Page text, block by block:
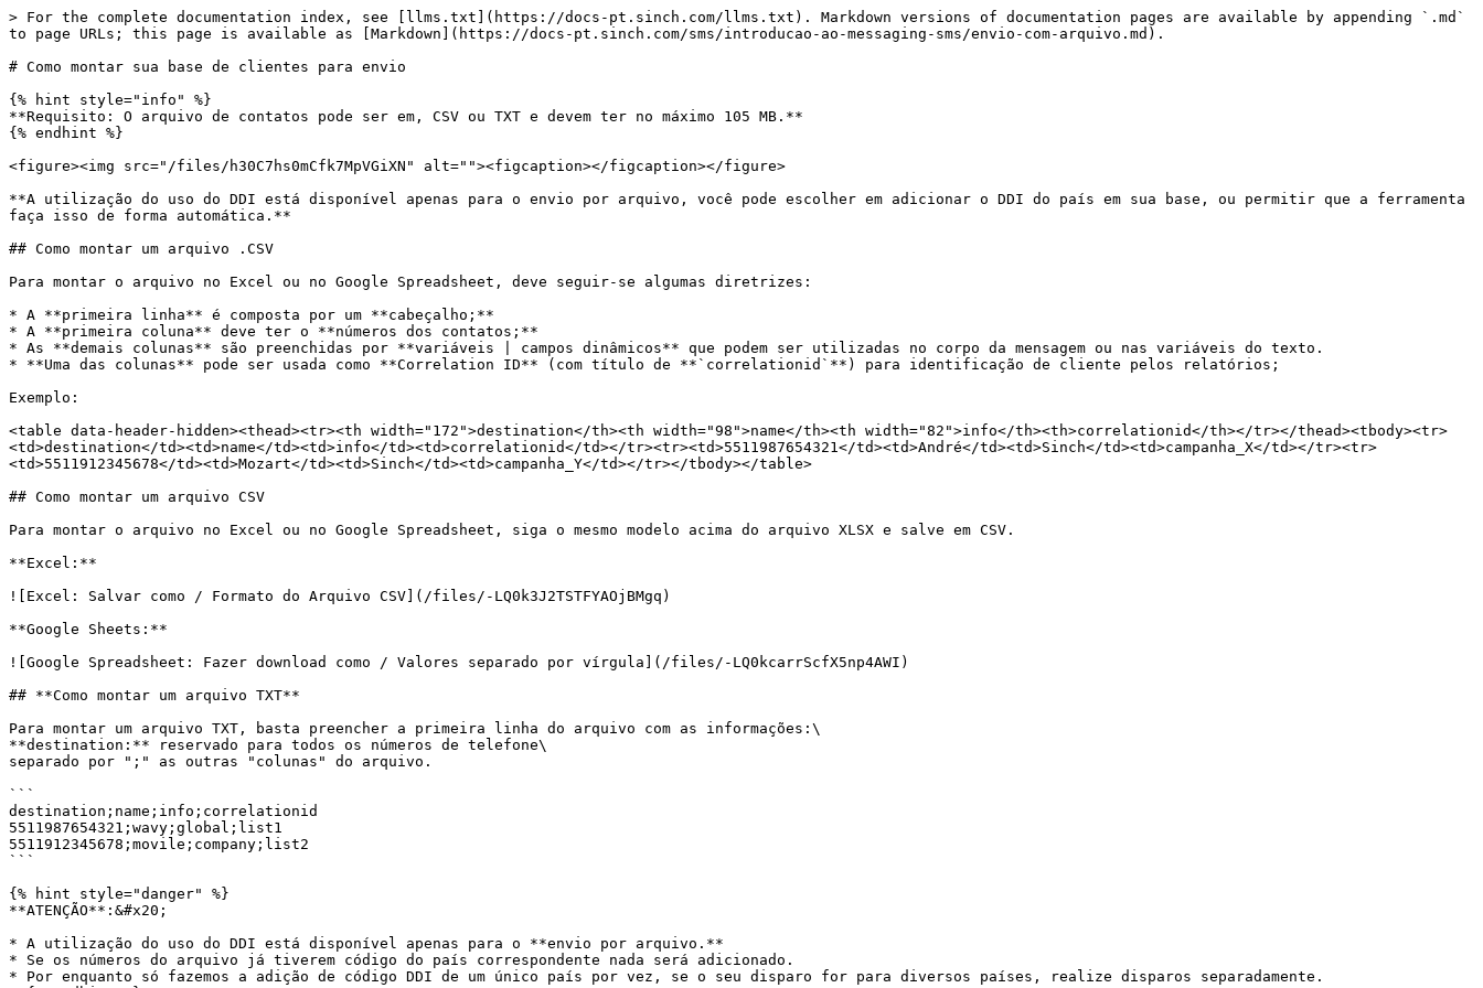
> For the complete documentation index, see [llms.txt](https://docs-pt.sinch.com/llms.txt). Markdown versions of documentation pages are available by appending `.md`
to page URLs; this page is available as [Markdown](https://docs-pt.sinch.com/sms/introducao-ao-messaging-sms/envio-com-arquivo.md).
# Como montar sua base de clientes para envio
{% hint style="info" %}
**Requisito: O arquivo de contatos pode ser em, CSV ou TXT e devem ter no máximo 105 MB.**
{% endhint %}
<figure><img src="/files/h30C7hs0mCfk7MpVGiXN" alt=""><figcaption></figcaption></figure>
**A utilização do uso do DDI está disponível apenas para o envio por arquivo, você pode escolher em adicionar o DDI do país em sua base, ou permitir que a ferramenta
faça isso de forma automática.**
## Como montar um arquivo .CSV
Para montar o arquivo no Excel ou no Google Spreadsheet, deve seguir-se algumas diretrizes:
* A **primeira linha** é composta por um **cabeçalho;**
* A **primeira coluna** deve ter o **números dos contatos;**
* As **demais colunas** são preenchidas por **variáveis | campos dinâmicos** que podem ser utilizadas no corpo da mensagem ou nas variáveis do texto.
* **Uma das colunas** pode ser usada como **Correlation ID** (com título de **`correlationid`**) para identificação de cliente pelos relatórios;
Exemplo:
<table data-header-hidden><thead><tr><th width="172">destination</th><th width="98">name</th><th width="82">info</th><th>correlationid</th></tr></thead><tbody><tr>
<td>destination</td><td>name</td><td>info</td><td>correlationid</td></tr><tr><td>5511987654321</td><td>André</td><td>Sinch</td><td>campanha_X</td></tr><tr>
<td>5511912345678</td><td>Mozart</td><td>Sinch</td><td>campanha_Y</td></tr></tbody></table>
## Como montar um arquivo CSV
Para montar o arquivo no Excel ou no Google Spreadsheet, siga o mesmo modelo acima do arquivo XLSX e salve em CSV.
**Excel:**
![Excel: Salvar como / Formato do Arquivo CSV](/files/-LQ0k3J2TSTFYAOjBMgq)
**Google Sheets:**
![Google Spreadsheet: Fazer download como / Valores separado por vírgula](/files/-LQ0kcarrScfX5np4AWI)
## **Como montar um arquivo TXT**
Para montar um arquivo TXT, basta preencher a primeira linha do arquivo com as informações:\
**destination:** reservado para todos os números de telefone\
separado por ";" as outras "colunas" do arquivo.
```
destination;name;info;correlationid
5511987654321;wavy;global;list1
5511912345678;movile;company;list2
```
{% hint style="danger" %}
**ATENÇÃO**:&#x20;
* A utilização do uso do DDI está disponível apenas para o **envio por arquivo.**
* Se os números do arquivo já tiverem código do país correspondente nada será adicionado.
* Por enquanto só fazemos a adição de código DDI de um único país por vez, se o seu disparo for para diversos países, realize disparos separadamente.